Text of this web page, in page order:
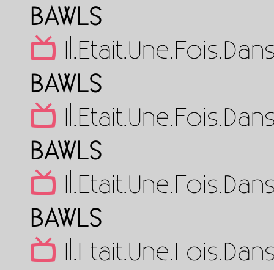
BAWLS
BAWLS
BAWLS
BAWLS